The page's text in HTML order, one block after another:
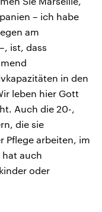
– ich habe
am
ist, dass
in den
leben hier Gott
Auch die 20-,
die sie
Pflege arbeiten, im
hat auch
oder